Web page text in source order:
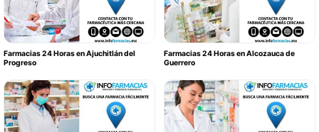
Farmacias 24 Horas en Ajuchitlán del
Progreso
Farmacias 24 Horas en Alcozauca de
Guerrero